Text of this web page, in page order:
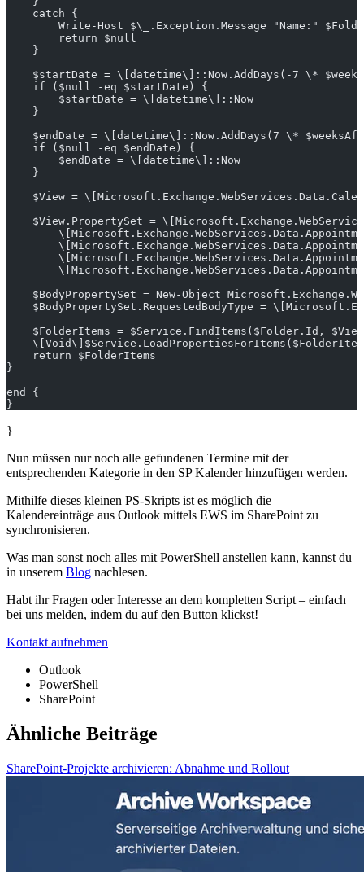
    catch {
Write-Host $\_.Exception.Message "Name:"
        return $null
    }
$startDate = \[datetime\]::Now.AddDays(-7 \*
    if ($null -eq $startDate) {
        $startDate = \[datetime\]::Now
    }
$endDate = \[datetime\]::Now.AddDays(7 \*
    if ($null -eq $endDate) {
        $endDate = \[datetime\]::Now
    }
$View =
$View.PropertySet =
$BodyPropertySet = New-Object
$BodyPropertySet.RequestedBodyType =
$FolderItems = $Service.FindItems($Folder.Id,
    return $FolderItems
}
end {
}
}
Nun müssen nur noch alle gefundenen Termine mit der
entsprechenden Kategorie in den SP Kalender hinzufügen werden.
Mithilfe dieses kleinen PS-Skripts ist es möglich die
Kalendereinträge aus Outlook mittels EWS im SharePoint zu
synchronisieren.
Was man sonst noch alles mit PowerShell anstellen kann, kannst du
in unserem Blog nachlesen.
Habt ihr Fragen oder Interesse an dem kompletten Script – einfach
bei uns melden, indem du auf den Button klickst!
Kontakt aufnehmen
Outlook
PowerShell
SharePoint
Ähnliche Beiträge
SharePoint-Projekte archivieren: Abnahme und Rollout